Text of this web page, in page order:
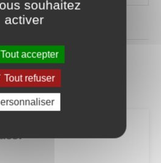
et administrative
souhaitez
activer
Tout accepter
Tout refuser